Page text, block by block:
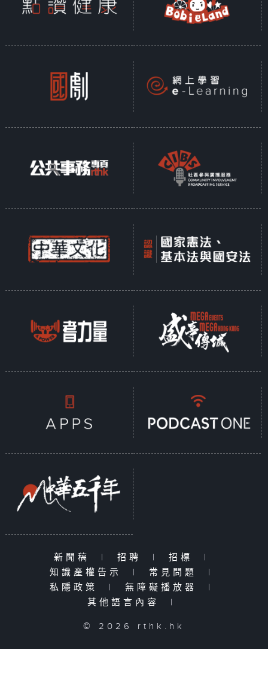
新聞稿 | 招聘 | 招標
|
知識產權告示
| 常見問題
|
私隱政策
| 無障礙播放器
|
其他語言內容
|
© 2026 rthk.hk